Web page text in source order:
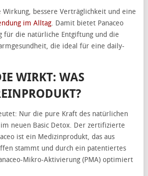
bessere Verträglichkeit und eine
im Alltag. Damit bietet Panaceo
für die natürliche Entgiftung und die
die ideal für eine daily-
WIRKT: WAS
Nur die pure Kraft des natürlichen
neuen Basic Detox. Der zertifizierte
ist ein Medizinprodukt, das aus
stammt und durch ein patentiertes
Mikro-Aktivierung (PMA) optimiert